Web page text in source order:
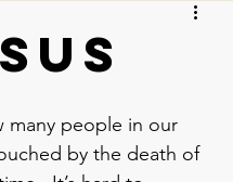
many people in our
by the death of